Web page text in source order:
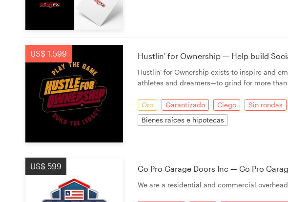
US$ 1.599 Hustlin' for Ownership — Help build
Hustlin' for Ownership exists to inspire and
athletes and dreamers—to grind for more than
Oro Garantizado Ciego Sin rondas
Bienes raíces e hipotecas
US$ 599 Go Pro Garage Doors Inc — Go Pro
We are a residential and commercial